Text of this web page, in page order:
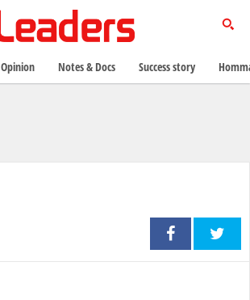
Opinion Notes & Docs Success story